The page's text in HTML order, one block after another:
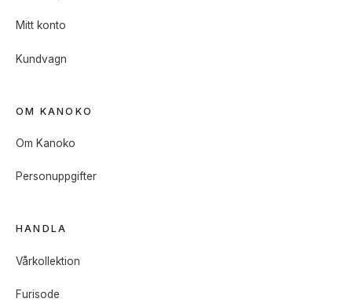
Mitt konto
Kundvagn
OM KANOKO
Om Kanoko
Personuppgifter
HANDLA
Vårkollektion
Furisode